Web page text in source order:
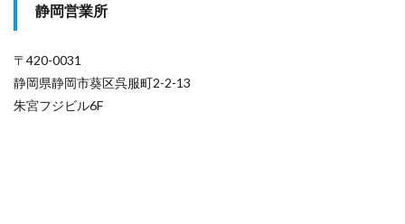
静岡営業所
〒420-0031
静岡県静岡市葵区呉服町2-2-13
朱宮フジビル6F